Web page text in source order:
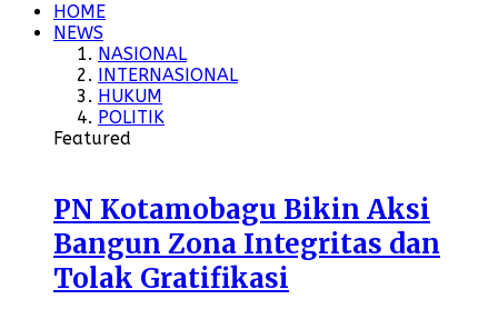
HOME
NEWS
NASIONAL
INTERNASIONAL
HUKUM
POLITIK
Featured
PN Kotamobagu Bikin Aksi
Bangun Zona Integritas dan
Tolak Gratifikasi